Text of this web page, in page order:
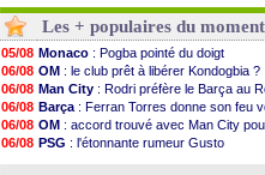
20h30 OM: un nouveau prétendant pour
20h01
Brest: un gardien norvégien en
19h18 OM: McCourt a versé 120 M€ en
19h09
PSG: 4 retours dans le groupe face à
18h48
Nice: Kevin Carlos va partir en Italie
18h37
L1: prison avec sursis requis contre
18h29
Leganés: c'est signé pour Luca
17h58
Atletico: Ruggeri en route pour
17h46
Monaco: Filipe Luis soutient Biereth
Les + populaires du moment
05/08 Monaco : Pogba pointé du doigt
06/08 OM : le club prêt à libérer Kondogbia ?
06/08 Man City : Rodri préfère le Barça au
06/08 Barça : Ferran Torres donne son feu
06/08 OM : accord trouvé avec Man City
06/08 PSG : l'étonnante rumeur Gusto